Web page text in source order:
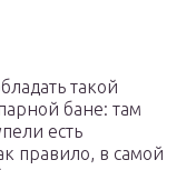
такой
бане: там
есть
правило, в самой